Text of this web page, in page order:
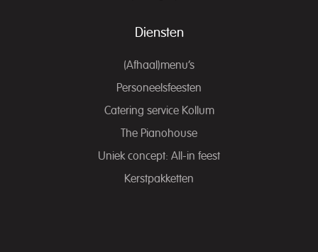
Diensten
(Afhaal)menu’s
Personeelsfeesten
Catering service Kollum
The Pianohouse
Uniek concept: All-in feest
Kerstpakketten